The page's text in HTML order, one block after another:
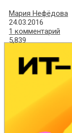
Мария Нефёдова
24.03.2016
1 комментарий
5,839